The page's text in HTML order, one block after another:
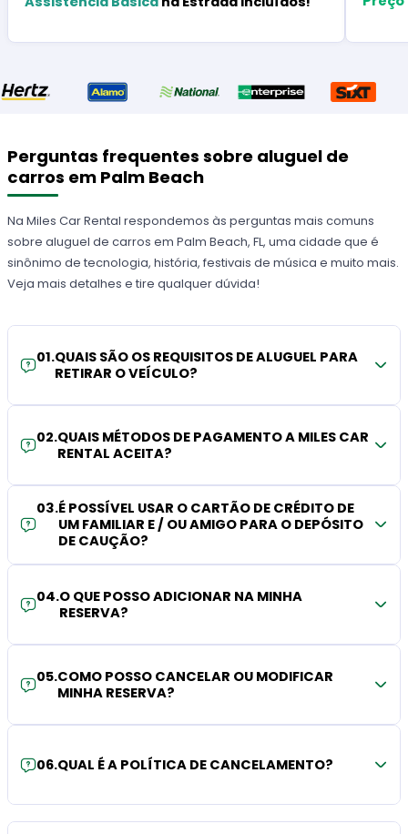
Perguntas frequentes sobre aluguel de
carros em Palm Beach
Na Miles Car Rental respondemos às perguntas mais comuns
sobre aluguel de carros em Palm Beach, FL, uma cidade que é
sinônimo de tecnologia, história, festivais de música e muito mais.
Veja mais detalhes e tire qualquer dúvida!
01.QUAIS SÃO OS REQUISITOS DE ALUGUEL PARA
RETIRAR O VEÍCULO?
02.QUAIS MÉTODOS DE PAGAMENTO A MILES CAR
RENTAL ACEITA?
03.É POSSÍVEL USAR O CARTÃO DE CRÉDITO DE
UM FAMILIAR E / OU AMIGO PARA O DEPÓSITO
DE CAUÇÃO?
04.O QUE POSSO ADICIONAR NA MINHA
RESERVA?
05.COMO POSSO CANCELAR OU MODIFICAR
MINHA RESERVA?
06.QUAL É A POLÍTICA DE CANCELAMENTO?